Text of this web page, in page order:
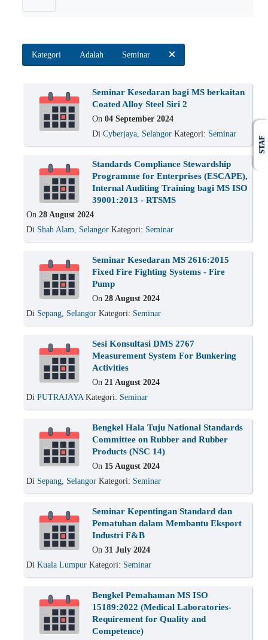
Kategori Adalah Seminar
Seminar Kesedaran bagi MS berkaitan
Coated Alloy Steel Siri 2
On 04 September 2024
Di Cyberjaya, Selangor Kategori: Seminar
Standards Compliance Stewardship
Programme for Enterprises (ESCAPE),
Internal Auditing Training bagi MS ISO
39001:2013 - RTSMS
On 28 August 2024
Di Shah Alam, Selangor Kategori: Seminar
Seminar Kesedaran MS 2616:2015
Fixed Fire Fighting Systems - Fire
Pump
On 28 August 2024
Di Sepang, Selangor Kategori: Seminar
Sesi Konsultasi DMS 2767
Measurement System For Bunkering
Activities
On 21 August 2024
Di PUTRAJAYA Kategori: Seminar
Bengkel Hala Tuju National Standards
Committee on Rubber and Rubber
Products (NSC 14)
On 15 August 2024
Di Sepang, Selangor Kategori: Seminar
Seminar Kepentingan Standard dan
Pematuhan dalam Membantu Eksport
Industri F&B
On 31 July 2024
Di Kuala Lumpur Kategori: Seminar
Bengkel Pemahaman MS ISO
15189:2022 (Medical Laboratories-
Requirement for Quality and
Competence)
STAF